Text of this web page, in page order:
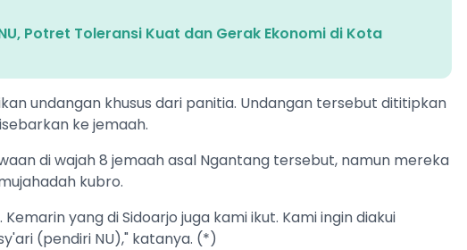
Potret Toleransi Kuat dan Gerak Ekonomi di Kota
undangan khusus dari panitia. Undangan tersebut dititipkan
ke jemaah.
di wajah 8 jemaah asal Ngantang tersebut, namun mereka
kubro.
yang di Sidoarjo juga kami ikut. Kami ingin diakui
(pendiri NU)," katanya. (*)